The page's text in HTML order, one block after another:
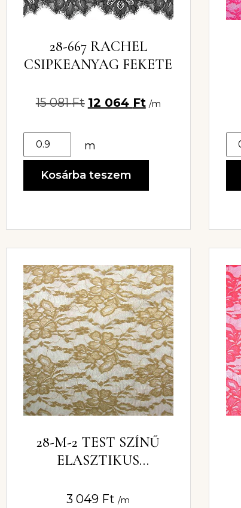
28-667 RACHEL
CSIPKEANYAG FEKETE
15 081Ft 12 064 Ft /m
m
Kosárba teszem
28-M-2 TEST SZÍNŰ
ELASZTIKUS
3 049 Ft /m